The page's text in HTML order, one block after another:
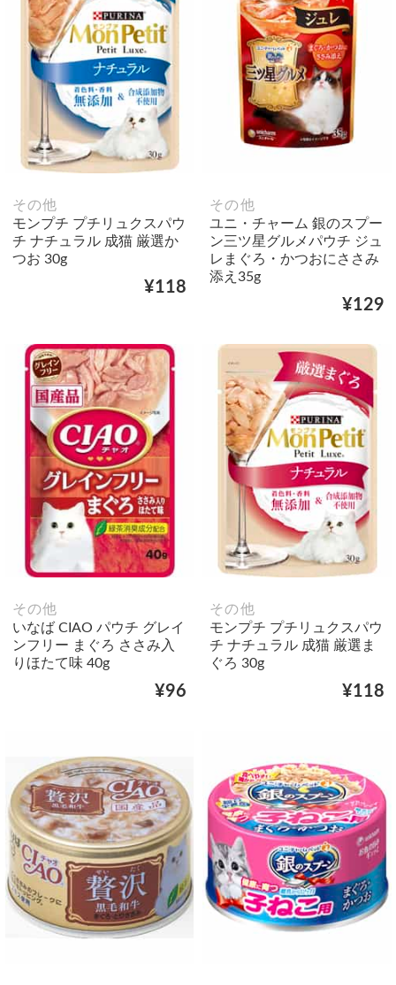
その他
モンプチ プチリュクスパウ
チ ナチュラル 成猫 厳選か
つお 30g
¥118
その他
ユニ・チャーム 銀のスプー
ン三ツ星グルメパウチ ジュ
レまぐろ・かつおにささみ
添え35g
¥129
その他
いなば CIAO パウチ グレイ
ンフリー まぐろ ささみ入
りほたて味 40g
¥96
その他
モンプチ プチリュクスパウ
チ ナチュラル 成猫 厳選ま
ぐろ 30g
¥118